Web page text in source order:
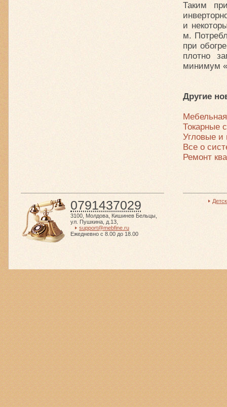
Таким
и
м.
при
плотно
минимум
Другие
Токарные
Угловые
Все о
Ремонт
0791437029
3100 Молдова Кишинев Бельцы
ул. Пушкина, д.13
support@mebfine.ru
Ежедневно с 8.00 до 18.00